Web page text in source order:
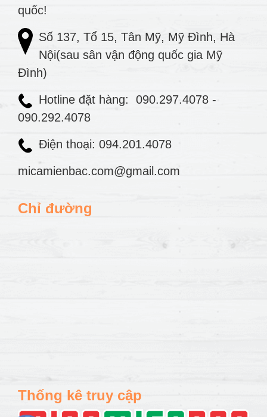
quốc!
Số 137, Tổ 15, Tân Mỹ, Mỹ Đình, Hà
Nội(sau sân vận động quốc gia Mỹ
Đình)
Hotline đặt hàng: 090.297.4078 -
090.292.4078
Điện thoại: 094.201.4078
micamienbac.com@gmail.com
Chỉ đường
Thống kê truy cập